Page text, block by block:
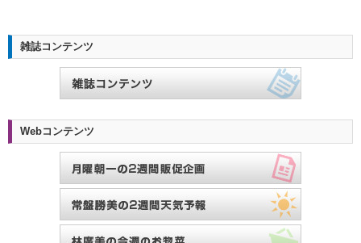
雑誌コンテンツ
Webコンテンツ